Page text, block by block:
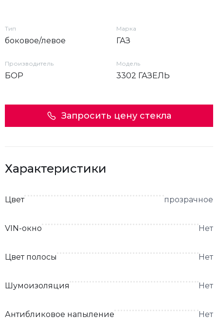
Тип
боковое/левое
Марка
ГАЗ
Производитель
БОР
Модель
3302 ГАЗЕЛЬ
Запросить цену стекла
Характеристики
Цвет прозрачное
VIN-окно Нет
Цвет полосы Нет
Шумоизоляция Нет
Антибликовое напыление Нет